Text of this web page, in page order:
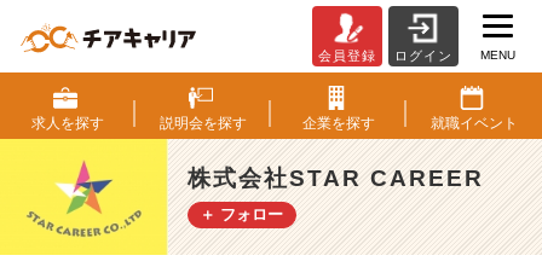
社
ま
で
に
出
来
会員登録 ログイン MENU
求人を探す 説明会を探す 企業を探す 就職イベント
株式会社STAR CAREER
＋ フォロー